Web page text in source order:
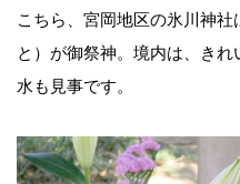
こちら、宮岡地区の氷川神
と）が御祭神。境内は、き
水も見事です。